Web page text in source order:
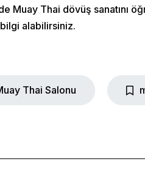
Muay Thai dövüş sanatını
bilgi alabilirsiniz.
Thai Salonu